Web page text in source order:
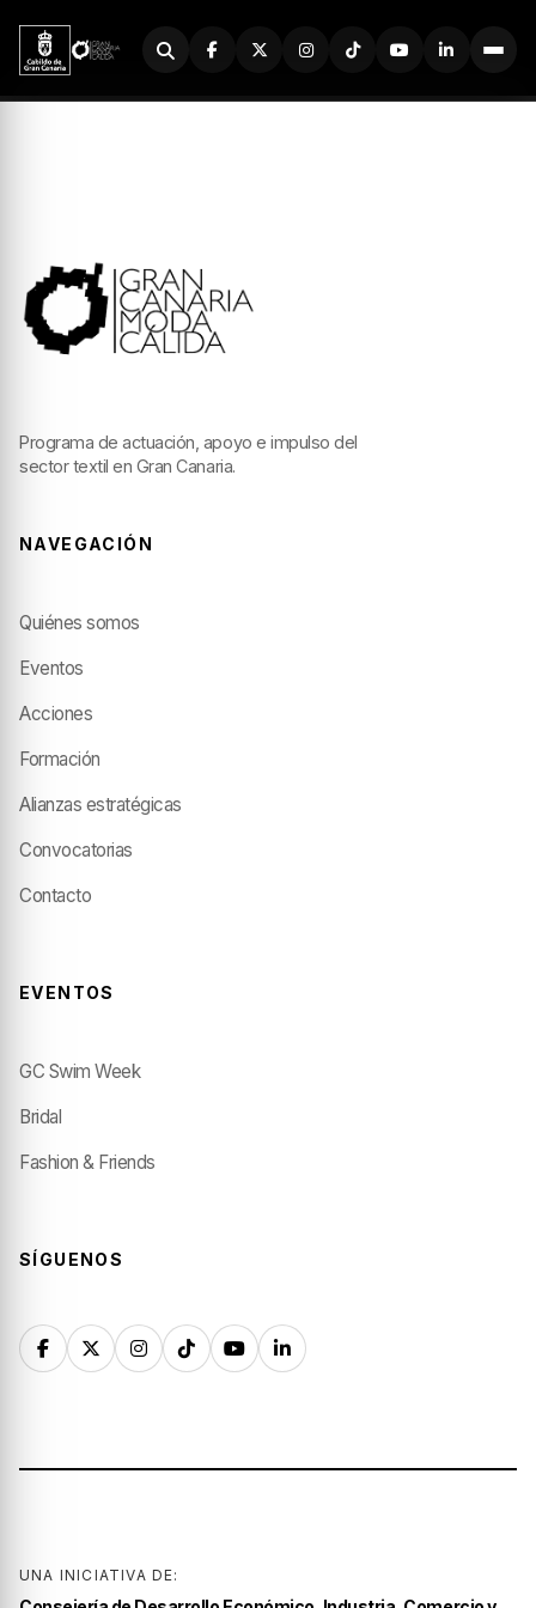
Buscador
Programa de actuación, apoyo e impulso del
sector textil en Gran Canaria.
NAVEGACIÓN
Quiénes somos
Eventos
Acciones
Formación
Alianzas estratégicas
Convocatorias
Contacto
EVENTOS
GC Swim Week
Bridal
Fashion & Friends
SÍGUENOS
UNA INICIATIVA DE: